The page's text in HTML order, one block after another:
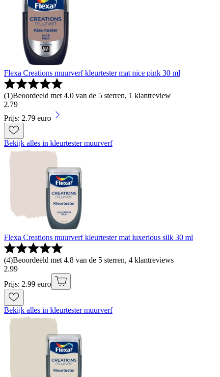
Flexa Creations muurverf kleurtester mat nice pink 30 ml
(1)Beoordeeld met 4.0 van de 5 sterren, 1 klantreview
2.79
Prijs: 2.79 euro
Bekijk alles in kleurtester muurverf
Flexa Creations muurverf kleurtester mat luxerious silk 30 ml
(4)Beoordeeld met 4.8 van de 5 sterren, 4 klantreviews
2.99
Prijs: 2.99 euro
Bekijk alles in kleurtester muurverf